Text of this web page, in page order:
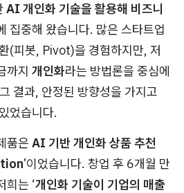
AI 개인화 기술을 활용해 비즈니
집중해 왔습니다. 많은 스타트업
(피봇, Pivot)을 경험하지만, 저
까지 개인화라는 방법론을 중심에
결과, 안정된 방향성을 가지고
었습니다.
품은 AI 기반 개인화 상품 추천
’이었습니다. 창업 후 6개월 만
희는 ‘개인화 기술이 기업의 매출